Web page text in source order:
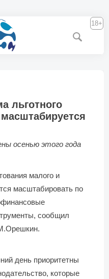
18+
льготного
осенью этого года
малого и
масштабировать по
сообщил
день приоритетны
которые